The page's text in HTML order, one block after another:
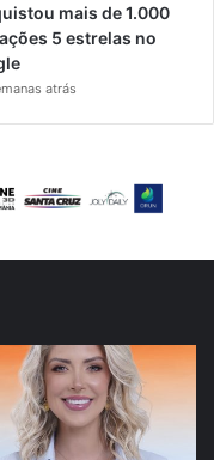
mais de 1.000
5 estrelas no
atrás